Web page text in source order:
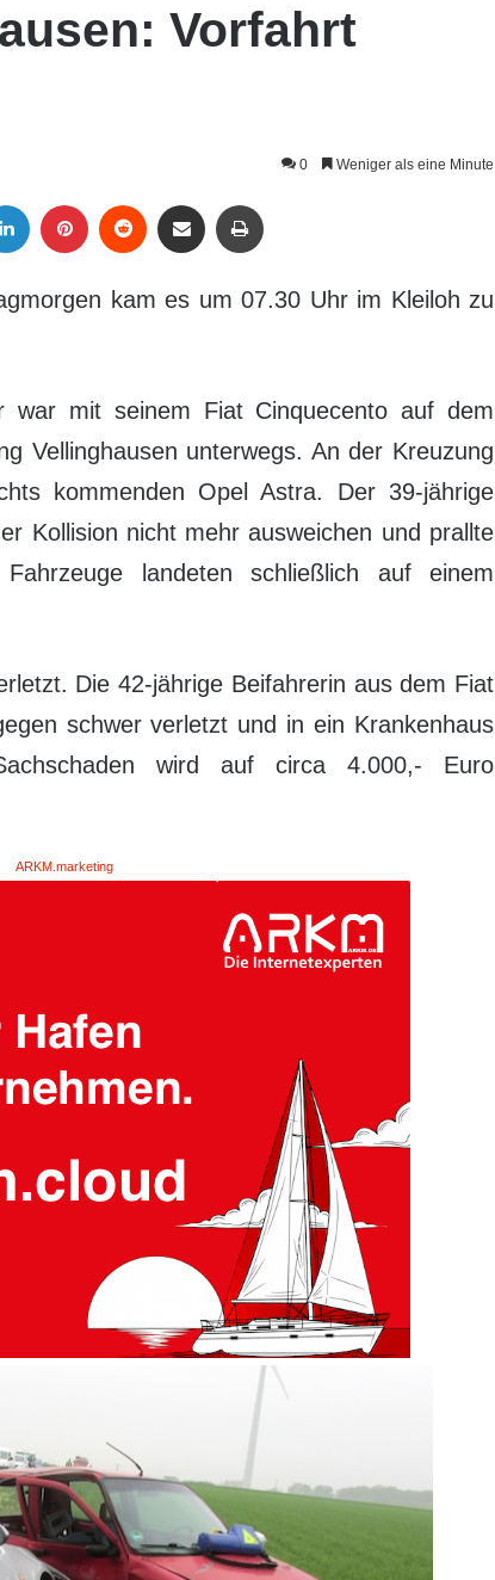
Vorfahrt
0 Weniger als eine Minute
kam es um 07.30 Uhr im Kleiloh zu
war mit seinem Fiat Cinquecento auf dem
Vellinghausen unterwegs. An der Kreuzung
kommenden Opel Astra. Der 39-jährige
Kollision nicht mehr ausweichen und prallte
landeten schließlich auf einem
Die 42-jährige Beifahrerin aus dem Fiat
schwer verletzt und in ein Krankenhaus
wird auf circa 4.000,- Euro
ARKM.marketing